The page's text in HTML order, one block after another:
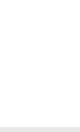
Sedmi razlog za